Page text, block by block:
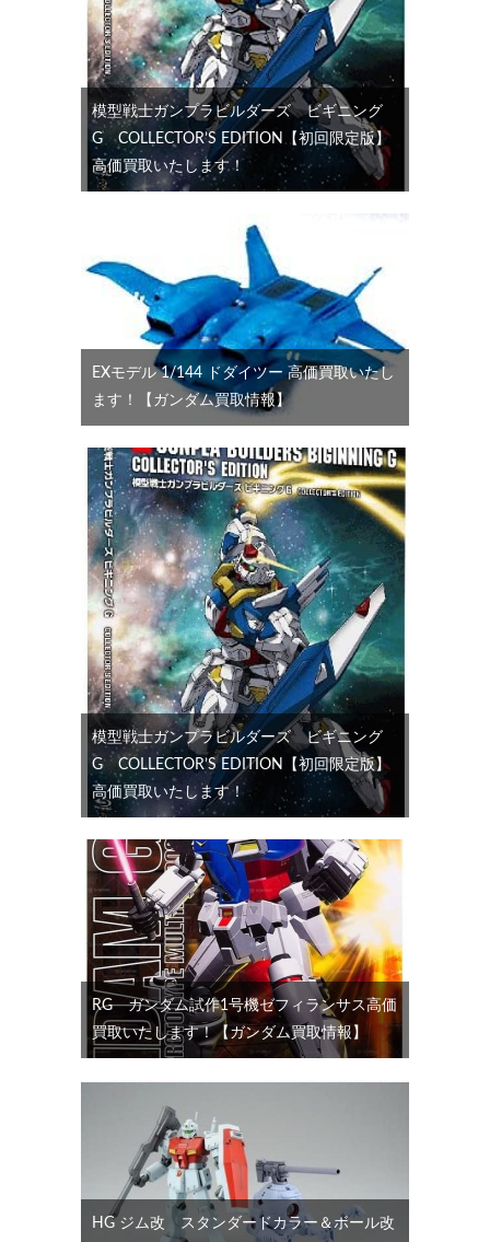
模型戦士ガンプラビルダーズ ビギニング
G COLLECTOR’S EDITION【初回限定版】
高価買取いたします！
EXモデル 1/144 ドダイツー 高価買取いたし
ます！【ガンダム買取情報】
模型戦士ガンプラビルダーズ ビギニング
G COLLECTOR’S EDITION【初回限定版】
高価買取いたします！
RG ガンダム試作1号機ゼフィランサス高価
買取いたします！【ガンダム買取情報】
HG ジム改 スタンダードカラー＆ボール改